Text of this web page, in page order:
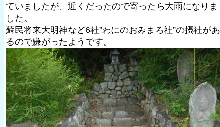
ていましたが、近くだったので寄ったら大雨になりま
した。
蘇民将来大明神など6社”わにのおみまろ社”の摂社があ
るので嫌がったようです。